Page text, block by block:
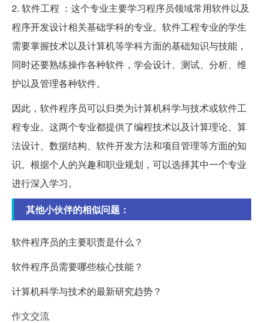
2. 软件工程 ：这个专业主要学习程序员领域常用软件以及
程序开发设计相关基础学科的专业。软件工程专业的学生
需要掌握技术以及计算机等学科方面的基础知识与技能，
同时还要熟练操作各种软件，学会设计、测试、分析、维
护以及管理各种软件。
因此，软件程序员可以归类为计算机科学与技术或软件工
程专业。这两个专业都提供了编程技术以及计算理论、算
法设计、数据结构、软件开发方法和项目管理等方面的知
识。根据个人的兴趣和职业规划，可以选择其中一个专业
进行深入学习。
其他小伙伴的相似问题：
软件程序员的主要职责是什么？
软件程序员需要哪些核心技能？
计算机科学与技术的最新研究趋势？
作文交流